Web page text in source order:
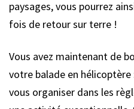
paysages, vous pourrez
fois de retour sur terre !
Vous avez maintenant de
votre balade en
vous organiser dans les